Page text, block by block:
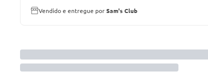
Vendido e entregue porSam's Club